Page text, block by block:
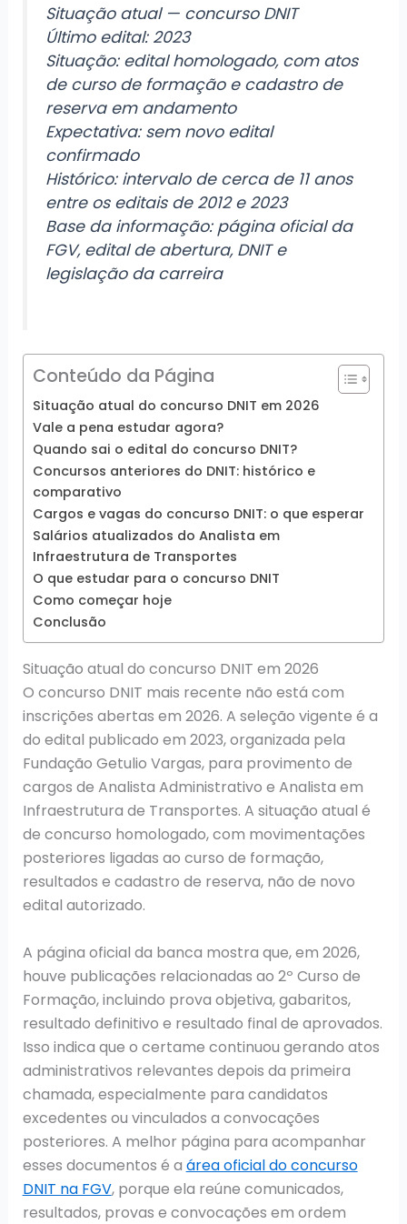
Situação atual — concurso DNIT
Último edital: 2023
Situação: edital homologado, com atos
de curso de formação e cadastro de
reserva em andamento
Expectativa: sem novo edital
confirmado
Histórico: intervalo de cerca de 11 anos
entre os editais de 2012 e 2023
Base da informação: página oficial da
FGV, edital de abertura, DNIT e
legislação da carreira
Conteúdo da Página
Situação atual do concurso DNIT em 2026
Vale a pena estudar agora?
Quando sai o edital do concurso DNIT?
Concursos anteriores do DNIT: histórico e
comparativo
Cargos e vagas do concurso DNIT: o que esperar
Salários atualizados do Analista em
Infraestrutura de Transportes
O que estudar para o concurso DNIT
Como começar hoje
Conclusão
Situação atual do concurso DNIT em 2026
O concurso DNIT mais recente não está com
inscrições abertas em 2026. A seleção vigente é a
do edital publicado em 2023, organizada pela
Fundação Getulio Vargas, para provimento de
cargos de Analista Administrativo e Analista em
Infraestrutura de Transportes. A situação atual é
de concurso homologado, com movimentações
posteriores ligadas ao curso de formação,
resultados e cadastro de reserva, não de novo
edital autorizado.
A página oficial da banca mostra que, em 2026,
houve publicações relacionadas ao 2º Curso de
Formação, incluindo prova objetiva, gabaritos,
resultado definitivo e resultado final de aprovados.
Isso indica que o certame continuou gerando atos
administrativos relevantes depois da primeira
chamada, especialmente para candidatos
excedentes ou vinculados a convocações
posteriores. A melhor página para acompanhar
esses documentos é a área oficial do concurso
DNIT na FGV, porque ela reúne comunicados,
resultados, provas e convocações em ordem